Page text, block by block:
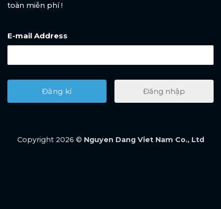
toàn miễn phí !
E-mail Address
Đăng nhập
Copyright 2026 © Nguyen Dang Viet Nam Co., Ltd